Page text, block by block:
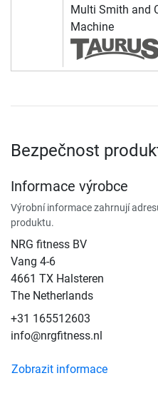
Multi Smith and
Machine
Bezpečnost
Informace výrobce
Výrobní informace zahrnují
produktu.
NRG fitness BV
Vang 4-6
4661 TX Halsteren
The Netherlands
+31 165512603
info@nrgfitness.nl
Zobrazit informace